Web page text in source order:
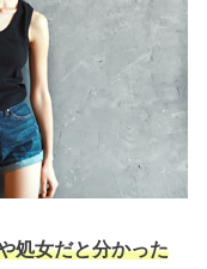
処女だと分かった